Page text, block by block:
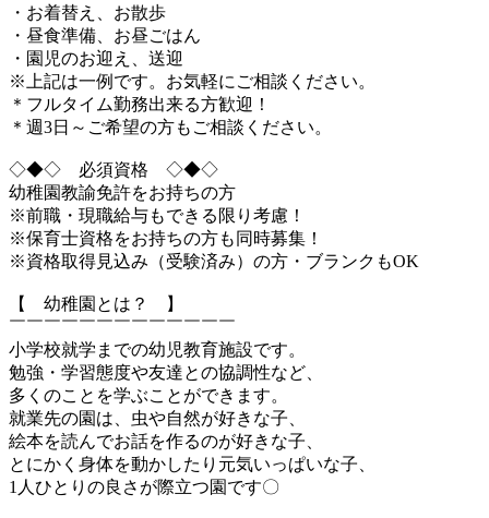
・お着替え、お散歩
・昼食準備、お昼ごはん
・園児のお迎え、送迎
※上記は一例です。お気軽にご相談ください。
＊フルタイム勤務出来る方歓迎！
＊週3日～ご希望の方もご相談ください。
◇◆◇ 必須資格 ◇◆◇
幼稚園教諭免許をお持ちの方
※前職・現職給与もできる限り考慮！
※保育士資格をお持ちの方も同時募集！
※資格取得見込み（受験済み）の方・ブランクもOK
【 幼稚園とは？ 】
￣￣￣￣￣￣￣￣￣￣￣￣￣
小学校就学までの幼児教育施設です。
勉強・学習態度や友達との協調性など、
多くのことを学ぶことができます。
就業先の園は、虫や自然が好きな子、
絵本を読んでお話を作るのが好きな子、
とにかく身体を動かしたり元気いっぱいな子、
1人ひとりの良さが際立つ園です〇